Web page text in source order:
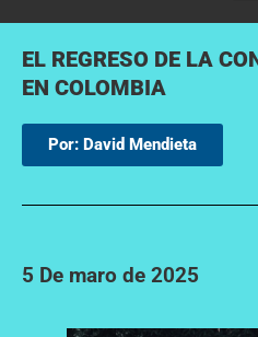
EL REGRESO DE LA
EN COLOMBIA
Por: David Mendieta
5 De maro de 2025